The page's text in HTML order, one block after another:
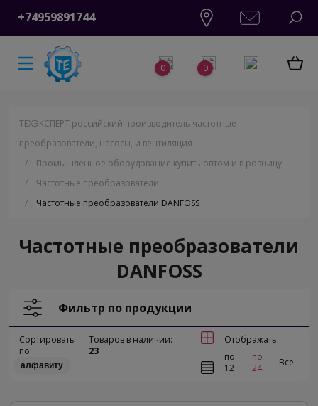
+74959891744
0 0
ТЕХЭКСПЕРТ российский производитель частотные
преобразователи, насосы, и вентиляция
/
Промышленное оборудование купить оптом и в розницу
/
Частотные преобразователи
/
Частотные преобразователи DANFOSS
Частотные преобразователи
DANFOSS
Фильтр по продукции
Сортировать
по:
алфавиту
Товаров в наличии:
23
Отображать:
по
12
по
24
Все